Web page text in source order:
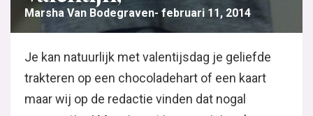
Marsha Van Bodegraven februari 11, 2014
Je kan natuurlijk met valentijsdag je geliefde
trakteren op een chocoladehart of een kaart
maar wij op de redactie vinden dat nogal